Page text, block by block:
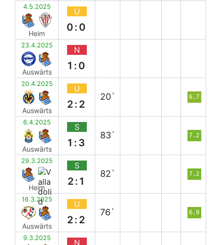
4.5.2025
Heim
U
0:0
23.4.2025
Auswärts
N
1:0
20.4.2025
Auswärts
U
2:2
20` 6.7
6.4.2025
Auswärts
S
1:3
83` 7.2
29.3.2025
Heim
S
2:1
82` 7.2
16.3.2025
Auswärts
U
2:2
76` 6.9
9.3.2025 N